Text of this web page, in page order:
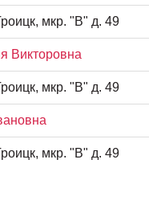
мкр. "В" д. 49
Викторовна
мкр. "В" д. 49
мкр. "В" д. 49